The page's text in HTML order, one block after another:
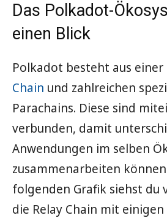
Das Polkadot-
einen Blick
Polkadot besteht aus
Chain und zahlreichen
Parachains. Diese sind
verbunden, damit
Anwendungen im selben
zusammenarbeiten
folgenden Grafik siehst du
die Relay Chain mit